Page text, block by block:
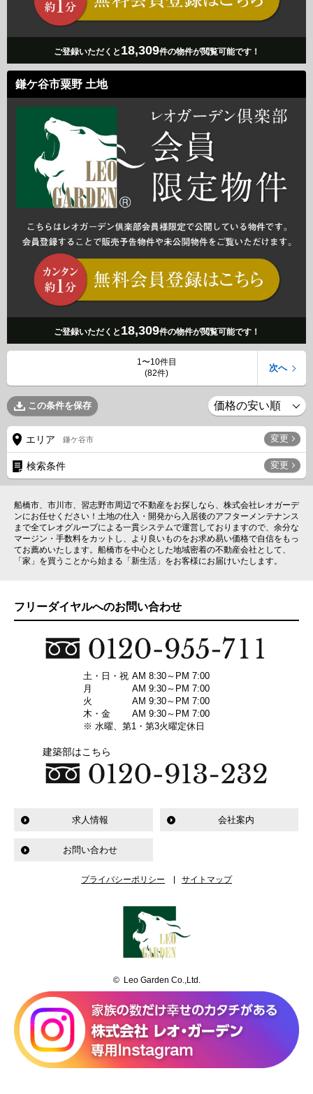
ご登録いただくと 18,309件の物件が閲覧可能です！
鎌ケ谷市粟野 土地
ご登録いただくと 18,309件の物件が閲覧可能です！
1〜10件目
(82件)
次へ
この条件を保存
エリア 鎌ケ谷市 変更
検索条件 変更
船橋市、市川市、習志野市周辺で不動産をお探しなら、株式会社レオガーデ
ンにお任せください！土地の仕入・開発から入居後のアフターメンテナンス
まで全てレオグループによる一貫システムで運営しておりますので、余分な
マージン・手数料をカットし、より良いものをお求め易い価格で自信をもっ
てお薦めいたします。船橋市を中心とした地域密着の不動産会社として、
「家」を買うことから始まる「新生活」をお客様にお届けいたします。
フリーダイヤルへのお問い合わせ
土・日・祝 AM 8:30～PM 7:00
月
AM 9:30～PM 7:00
火
AM 9:30～PM 7:00
木・金
AM 9:30～PM 7:00
※ 水曜、第1・第3火曜定休日
建築部はこちら
求人情報 会社案内
お問い合わせ
プライバシーポリシー サイトマップ
© Leo Garden Co.,Ltd.